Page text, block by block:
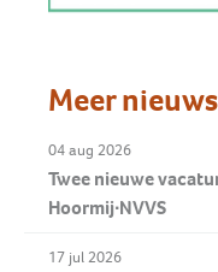
Meer nieuws
04 aug 2026
Twee nieuwe
Hoormij∙NVVS
17 jul 2026